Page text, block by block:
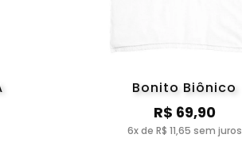
Bonito Biônico
R$ 69,90
6x de R$ 11,65 sem juros